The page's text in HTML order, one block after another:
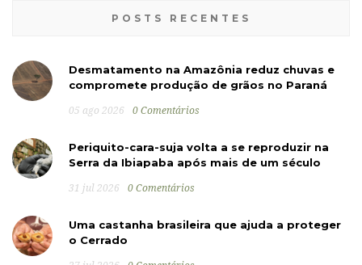
POSTS RECENTES
Desmatamento na Amazônia reduz chuvas e
compromete produção de grãos no Paraná
05 ago 2026 0 Comentários
Periquito-cara-suja volta a se reproduzir na
Serra da Ibiapaba após mais de um século
31 jul 2026 0 Comentários
Uma castanha brasileira que ajuda a proteger
o Cerrado